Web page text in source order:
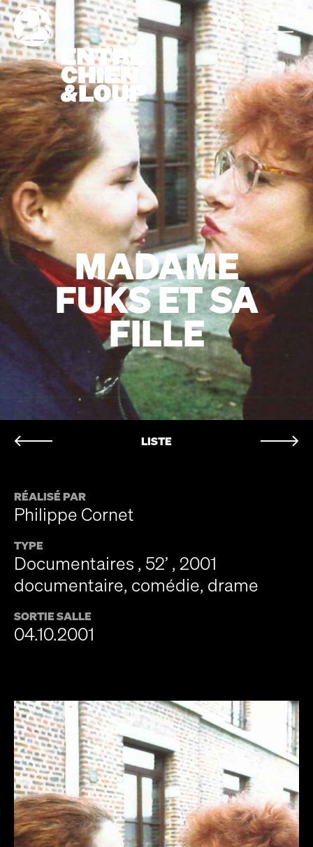
MADAME
FUKS ET SA
FILLE
LISTE
RÉALISÉ PAR
Philippe Cornet
TYPE
Documentaires , 52’ , 2001
documentaire, comédie, drame
SORTIE SALLE
04.10.2001